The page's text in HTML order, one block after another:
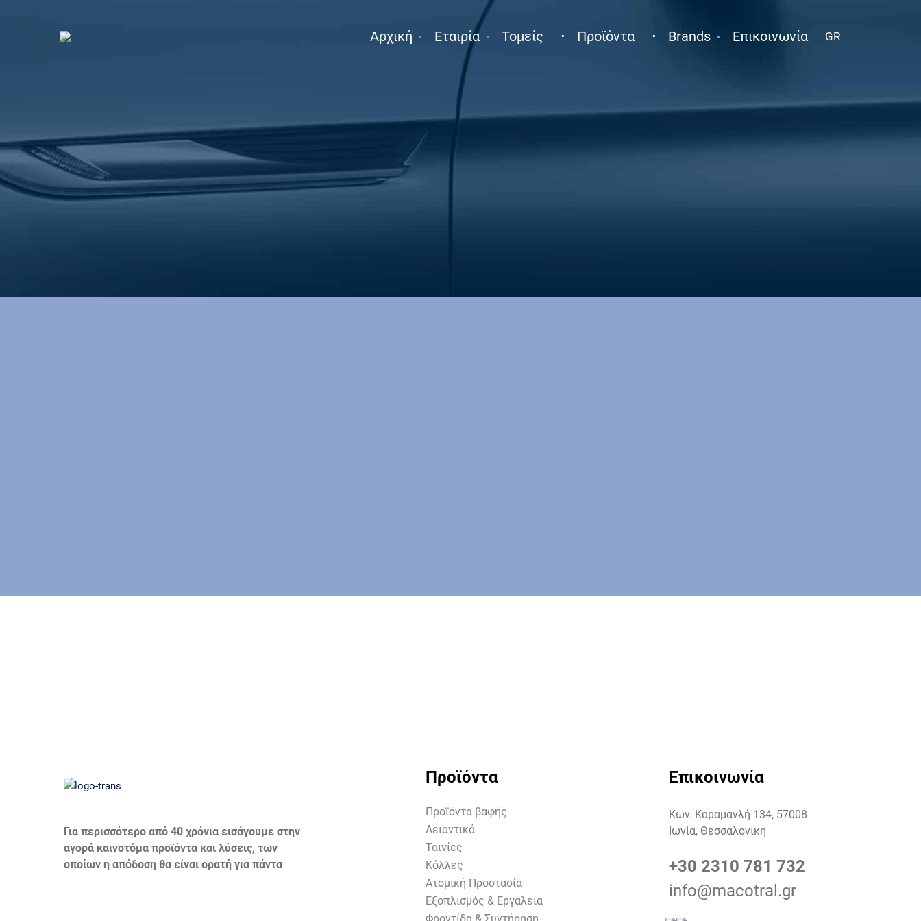
Αρχική Εταιρία Τομείς Προϊόντα Brands Επικοινωνία GR
Για περισσότερο από 40 χρόνια εισάγουμε στην
αγορά καινοτόμα προϊόντα και λύσεις, των
οποίων η απόδοση θα είναι ορατή για πάντα
Προϊόντα
Προϊόντα βαφής
Λειαντικά
Ταινίες
Κόλλες
Ατομική Προστασία
Εξοπλισμός & Εργαλεία
Επικοινωνία
Κων. Καραμανλή 134, 57008
Ιωνία, Θεσσαλονίκη
+30 2310 781 732
info@macotral.gr